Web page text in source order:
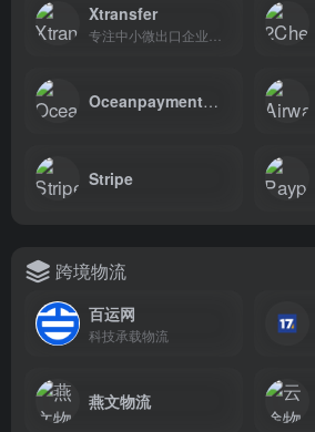
Xtransfer
Oceanpayment钱海
Stripe
跨境物流
百运网
科技承载物流
燕文物流